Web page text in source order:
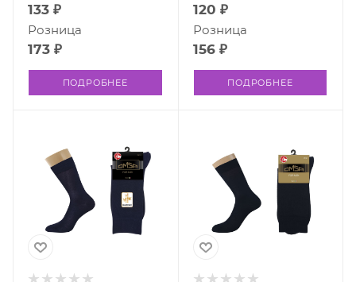
133 ₽
173 ₽
Розница
ПОДРОБНЕЕ
120 ₽
156 ₽
Розница
ПОДРОБНЕЕ